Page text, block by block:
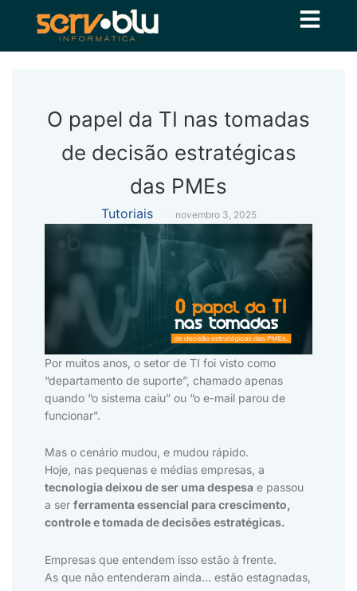
O papel da TI nas tomadas
de decisão estratégicas
das PMEs
Tutoriais novembro 3, 2025
Por muitos anos, o setor de TI foi visto como
“departamento de suporte”, chamado apenas
quando “o sistema caiu” ou “o e-mail parou de
funcionar”.
Mas o cenário mudou, e mudou rápido.
Hoje, nas pequenas e médias empresas, a
tecnologia deixou de ser uma despesa e passou
a serferramenta essencial para crescimento,
controle e tomada de decisões estratégicas.
Empresas que entendem isso estão à frente.
As que não entenderam ainda… estão estagnadas,